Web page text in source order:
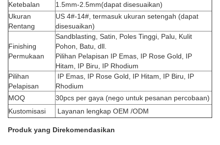
Ketebalan
1.5mm-2.5mm(dapat disesuaikan)
Ukuran
Rentang
US 4#-14#, termasuk ukuran setengah (dapat
disesuaikan)
Finishing
Permukaan
Sandblasting, Satin, Poles Tinggi, Palu, Kulit
Pohon, Batu, dll.
Pilihan Pelapisan IP Emas, IP Rose Gold, IP
Hitam, IP Biru, IP Rhodium
Pilihan
Pelapisan
IP Emas, IP Rose Gold, IP Hitam, IP Biru, IP
Rhodium
MOQ
30pcs per gaya (nego untuk pesanan percobaan)
Kustomisasi
Layanan lengkap OEM /ODM
Produk yang Direkomendasikan